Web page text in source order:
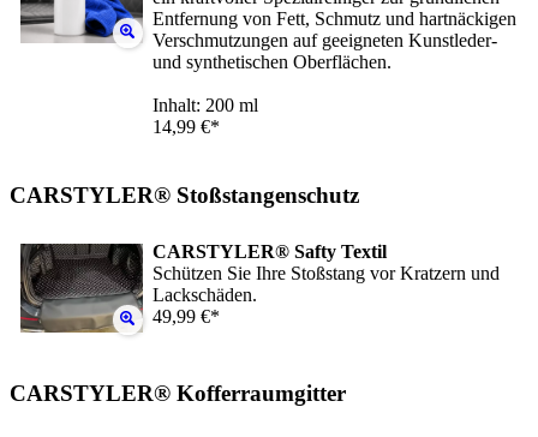
Entfernung von Fett, Schmutz und hartnäckigen
Verschmutzungen auf geeigneten Kunstleder-
und synthetischen Oberflächen.
Inhalt: 200 ml
14,99 €*
CARSTYLER® Stoßstangenschutz
CARSTYLER® Safty Textil
Schützen Sie Ihre Stoßstang vor Kratzern und
Lackschäden.
49,99 €*
CARSTYLER® Kofferraumgitter